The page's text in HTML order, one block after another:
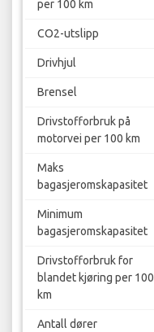
per 100 km
CO2-utslipp
Drivhjul
Brensel
Drivstofforbruk på
motorvei per 100 km
Maks
bagasjeromskapasitet
Minimum
bagasjeromskapasitet
Drivstofforbruk for
blandet kjøring per 100
km
Antall dører